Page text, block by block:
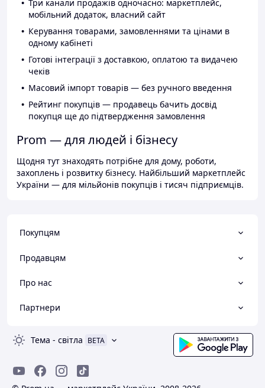
Три канали продажів одночасно: маркетплейс,
мобільний додаток, власний сайт
Керування товарами, замовленнями та цінами в
одному кабінеті
Готові інтеграції з доставкою, оплатою та видачею
чеків
Масовий імпорт товарів — без ручного введення
Рейтинг покупців — продавець бачить досвід
покупця ще до підтвердження замовлення
Prom — для людей і бізнесу
Щодня тут знаходять потрібне для дому, роботи,
захоплень і розвитку бізнесу. Найбільший маркетплейс
України — для мільйонів покупців і тисяч підприємців.
Покупцям
Продавцям
Про нас
Партнери
Тема - світла BETA